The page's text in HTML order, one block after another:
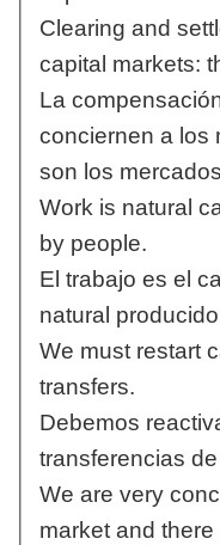
Clearing and
capital markets:
La
conciernen a los
son los
Work is natural
by people.
El trabajo es el
natural
We must restart
transfers.
Debemos
transferencias
We are very
market and